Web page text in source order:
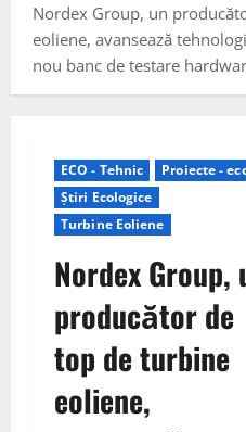
Nordex Group, un
eoliene, avansează
nou banc de testare
ECO - Tehnic
Proiecte -
Știri Ecologice
Turbine Eoliene
Nordex Group,
producător de
top de turbine
eoliene,